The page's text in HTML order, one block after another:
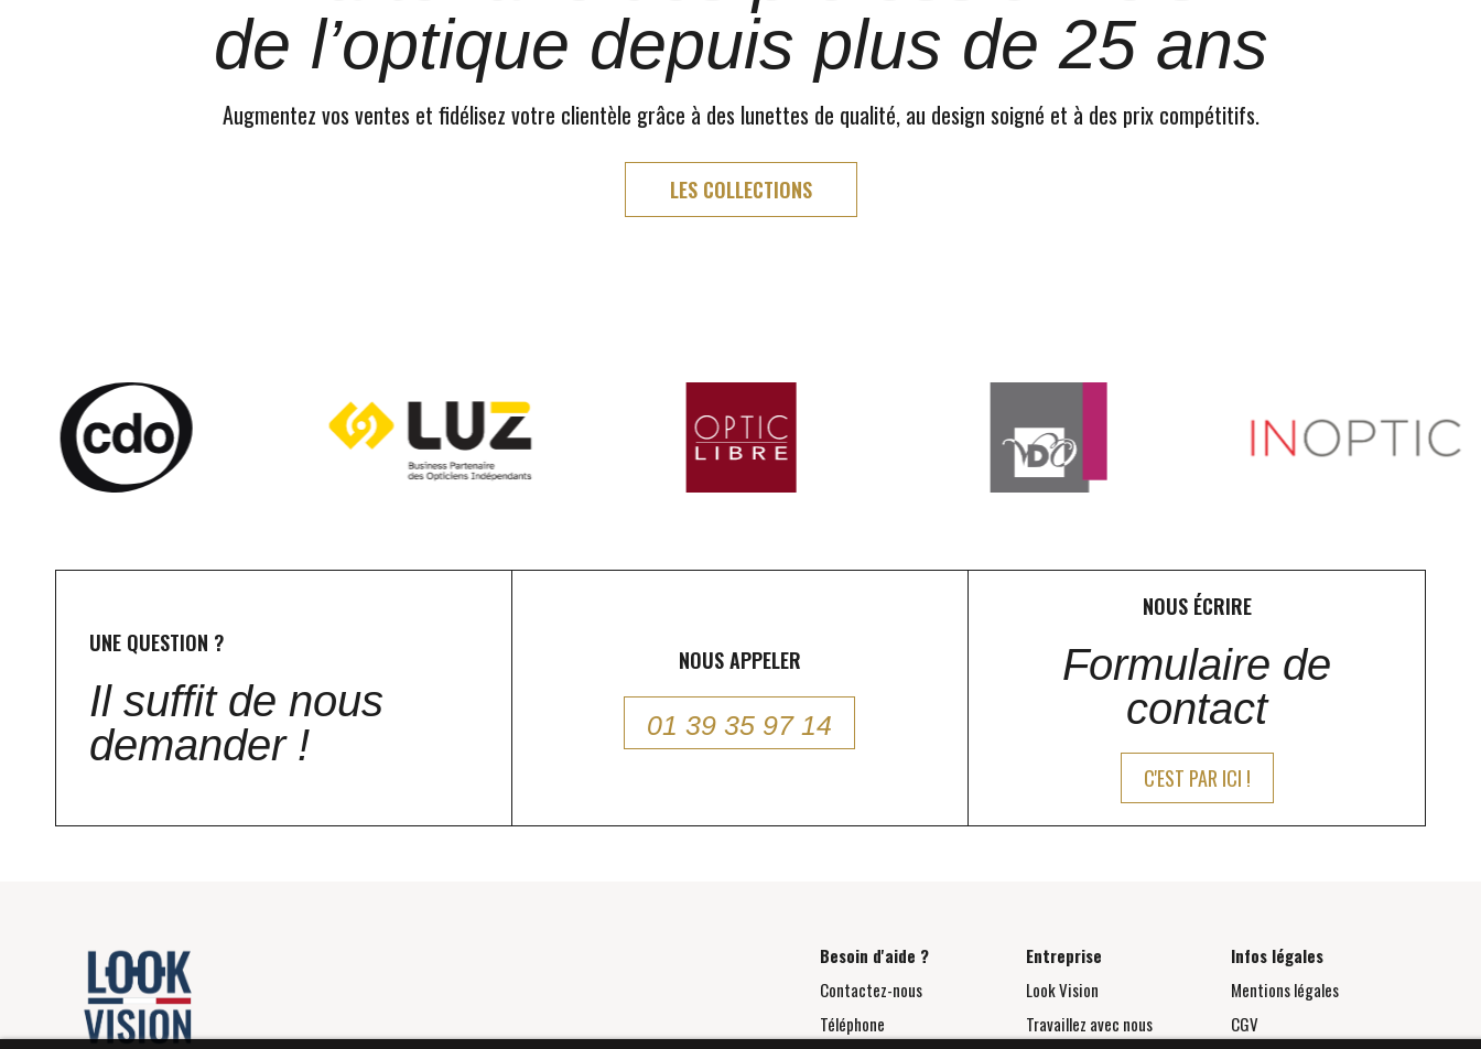
de l’optique depuis plus de 25 ans
Augmentez vos ventes et fidélisez votre clientèle grâce à des lunettes de qualité, au design soigné et à des prix compétitifs.
LES COLLECTIONS
UNE QUESTION ?
Il suffit de nous
demander !
NOUS APPELER
01 39 35 97 14
NOUS ÉCRIRE
Formulaire de
contact
C'EST PAR ICI !
Besoin d'aide ?
Contactez-nous
Téléphone
Entreprise
Look Vision
Travaillez avec nous
Infos légales
Mentions légales
CGV